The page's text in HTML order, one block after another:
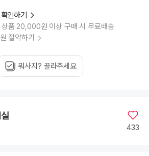
인하기
상품 20,000원 이상 구매 시 무료배송
절약하기
뭐사지? 골라주세요
433